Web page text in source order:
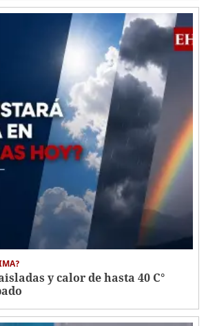
y calor de hasta 40 C°